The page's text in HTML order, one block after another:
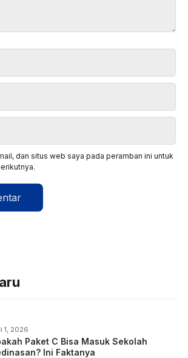
dan situs web saya pada peramban ini untuk
1, 2026
Paket C Bisa Masuk Sekolah
Ini Faktanya